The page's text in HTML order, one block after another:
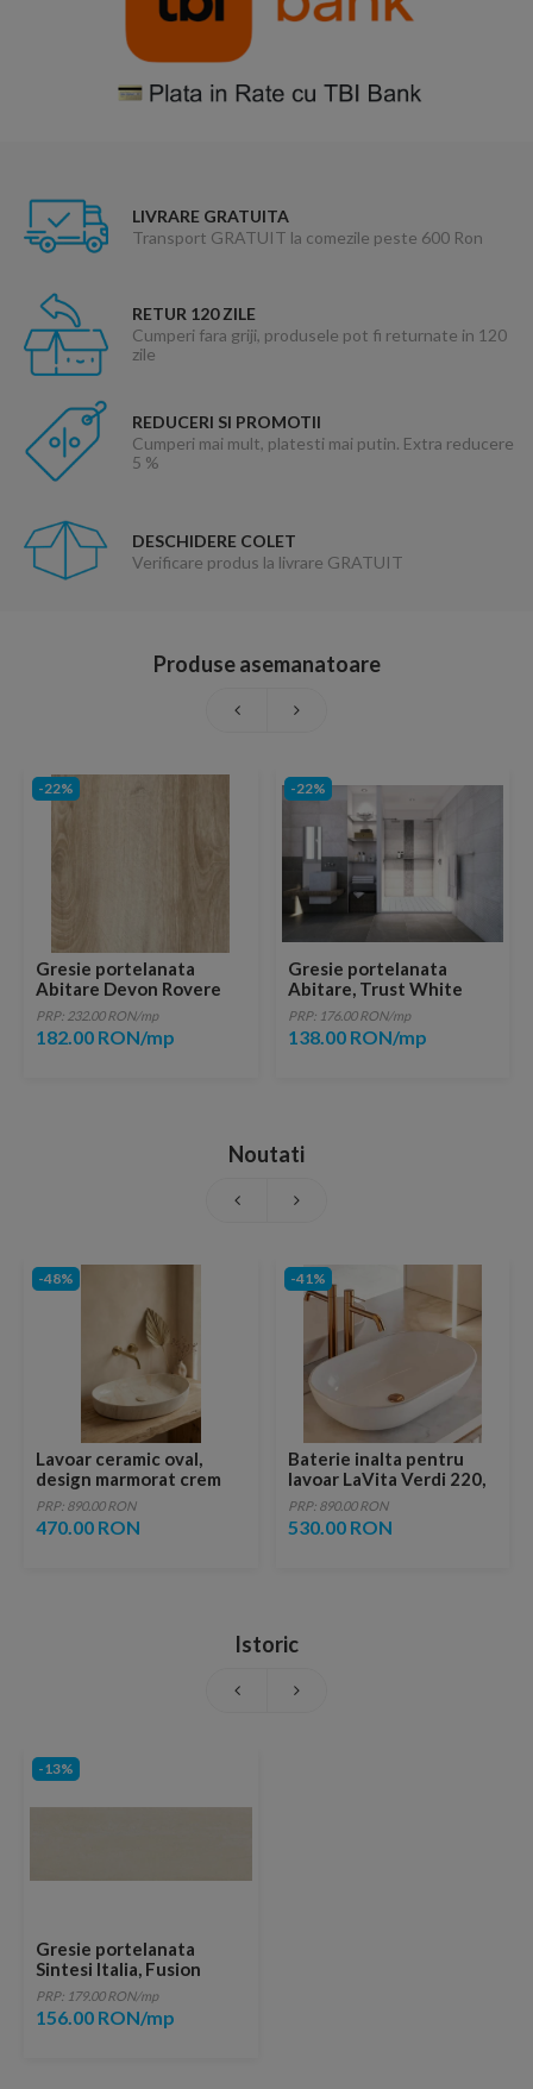
LIVRARE GRATUITA
Transport GRATUIT la comezile peste 600 Ron
RETUR 120 ZILE
Cumperi fara griji, produsele pot fi returnate in 120
zile
REDUCERI SI PROMOTII
Cumperi mai mult, platesti mai putin. Extra reducere
5 %
DESCHIDERE COLET
Verificare produs la livrare GRATUIT
Produse asemanatoare
-22%
Gresie portelanata
Abitare Devon Rovere
Rectificata 80x20
PRP: 232.00 RON/mp
182.00 RON/mp
-22%
Gresie portelanata
Abitare, Trust White
60,4x30 cm
PRP: 176.00 RON/mp
138.00 RON/mp
Noutati
-48%
Lavoar ceramic oval,
design marmorat crem
lucios cu vene aurii,
ventil inclus
PRP: 890.00 RON
470.00 RON
-41%
Baterie inalta pentru
lavoar LaVita Verdi 220,
fara ventil, brushed
copper
PRP: 890.00 RON
530.00 RON
Istoric
-13%
Gresie portelanata
Sintesi Italia, Fusion
Cream 60,4x30 cm
PRP: 179.00 RON/mp
156.00 RON/mp